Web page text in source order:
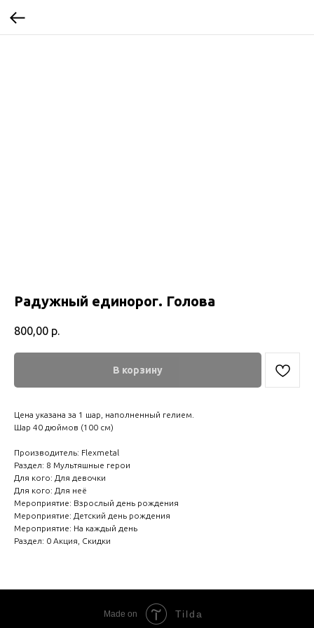
Радужный единорог. Голова
800,00 р.
В корзину
Цена указана за 1 шар, наполненный гелием.
Шар 40 дюймов (100 см)
Производитель: Flexmetal
Раздел: 8 Мультяшные герои
Для кого: Для девочки
Для кого: Для неё
Мероприятие: Взрослый день рождения
Мероприятие: Детский день рождения
Мероприятие: На каждый день
Раздел: 0 Акция, Скидки
Made on Tilda